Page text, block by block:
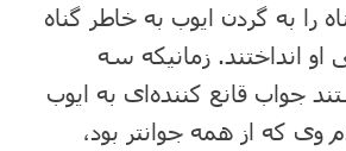
را به گردن ایوب به خاطر گناه
انداختند. زمانیکه سه
جواب قانع کننده‌ای به ایوب
وی که از همه جوانتر بود،